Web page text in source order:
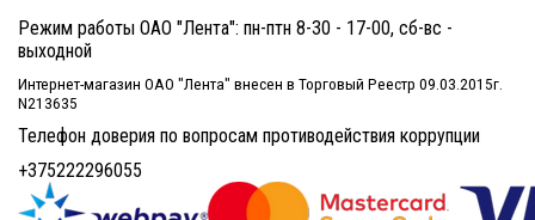
Режим работы ОАО "Лента": пн-птн 8-30 - 17-00, сб-вс -
выходной
Интернет-магазин ОАО "Лента" внесен в Торговый Реестр 09.03.2015г.
N213635
Телефон доверия по вопросам противодействия коррупции
+375222296055